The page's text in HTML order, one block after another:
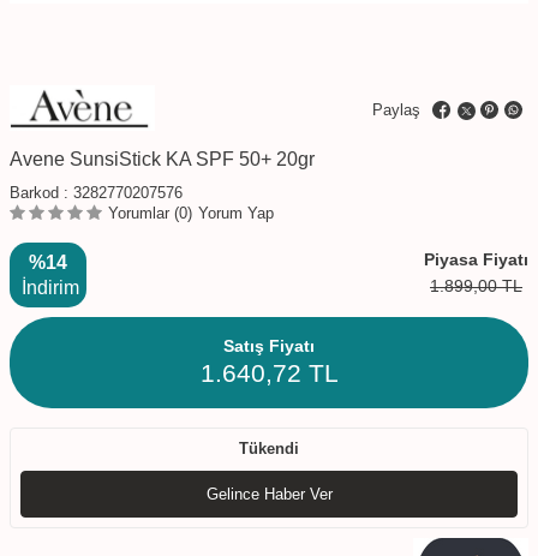
Paylaş
Avene SunsiStick KA SPF 50+ 20gr
Barkod : 3282770207576
Yorumlar (0) Yorum Yap
%14
İndirim
Piyasa Fiyatı
1.899,00TL
Satış Fiyatı
1.640,72 TL
Tükendi
Gelince Haber Ver